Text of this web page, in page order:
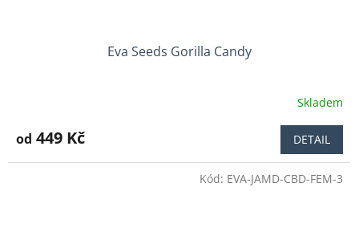
Eva Seeds Gorilla Candy
produktu
5,0
Skladem
od 449 Kč DETAIL
Kód: EVA-JAMD-CBD-FEM-3